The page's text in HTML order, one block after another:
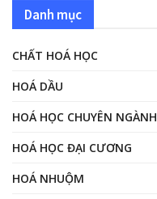
Danh mục
CHẤT HOÁ HỌC
HOÁ DẦU
HOÁ HỌC CHUYÊN NGÀNH
HOÁ HỌC ĐẠI CƯƠNG
HOÁ NHUỘM